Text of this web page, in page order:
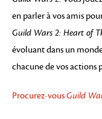
en parler à vos amis
Guild Wars 2: Heart of
évoluant dans un
chacune de vos actions
Procurez-vousGuild